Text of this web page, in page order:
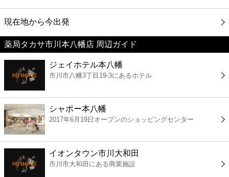
映画
美容
コンビニ
薬局
スーパー
エンタメ
現在地から今出発
薬局タカサ市川本八幡店 周辺ガイド
ジェイホテル本八幡
市川市八幡3丁目19-3にあるホテル
シャポー本八幡
2017年6月19日オープンのショッピングセンター
イオンタウン市川大和田
市川市大和田にある商業施設